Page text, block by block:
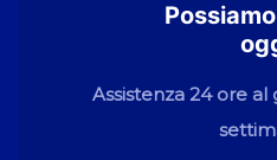
Assistenza 24 ore al